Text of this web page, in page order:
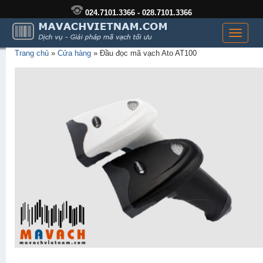
024.7101.3366 - 028.7101.3366
Toggle
Trang chủ » Cửa hàng » Đầu đọc mã vạch Ato AT100